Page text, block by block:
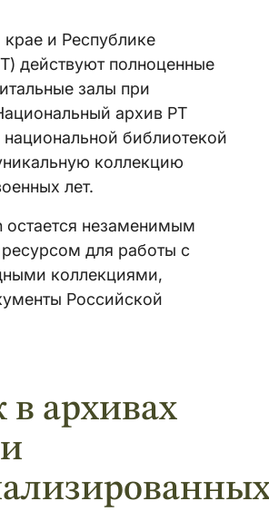
и Республике
действуют полноценные
залы при
архив РТ
библиотекой
коллекцию
лет.
остается незаменимым
для работы с
коллекциями,
Российской
в архивах